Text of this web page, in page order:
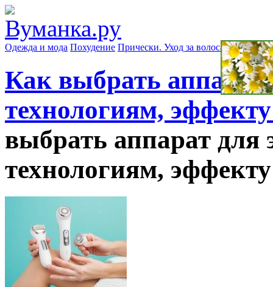
Одежда и мода Похудение Прически. Уход за волосами Маски
Как выбрать
технологиям,
выбрать аппарат для
технологиям,